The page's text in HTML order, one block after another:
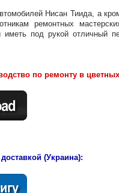
Нисан Тиида, а
ремонтных
под рукой отличный
по ремонту в
(Украина):